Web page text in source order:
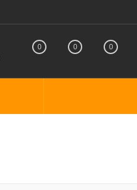
0 0 0